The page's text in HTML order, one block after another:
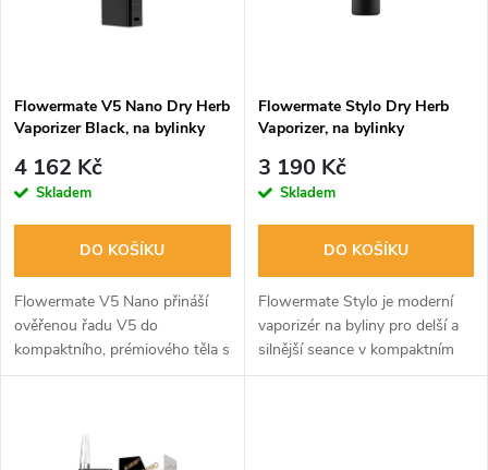
p
r
o
d
u
s
p
r
d
u
Flowermate V5 Nano Dry Herb
Vaporizer Black, na bylinky
4 162 Kč
Skladem
DO KOŠÍKU
Flowermate V5 Nano přináší
ověřenou řadu V5 do
kompaktního, prémiového těla s
vyměnitelným napájením.
Flowermate Stylo Dry Herb
Vaporizer, na bylinky
3 190 Kč
Skladem
DO KOŠÍKU
Flowermate Stylo je moderní
vaporizér na byliny pro delší a
silnější seance v kompaktním
těle.